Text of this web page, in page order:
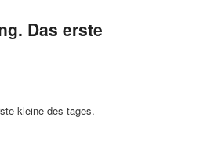
Das erste
kleine des tages.